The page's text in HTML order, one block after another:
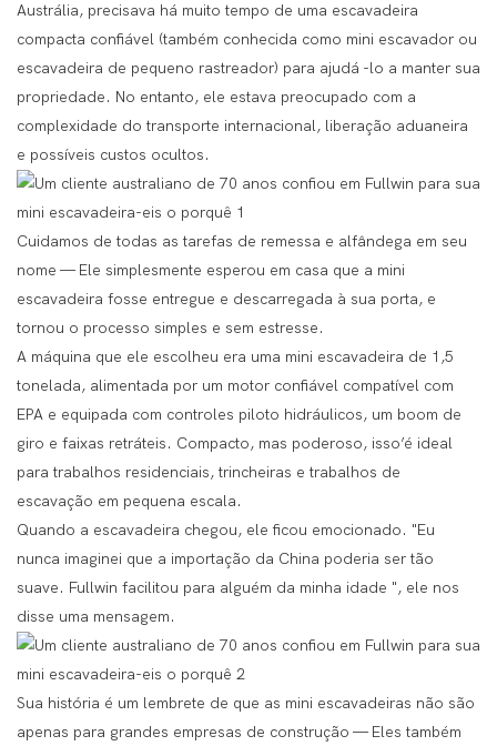
Austrália, precisava há muito tempo de uma escavadeira
compacta confiável (também conhecida como mini escavador ou
escavadeira de pequeno rastreador) para ajudá -lo a manter sua
propriedade. No entanto, ele estava preocupado com a
complexidade do transporte internacional, liberação aduaneira
e possíveis custos ocultos.
Cuidamos de todas as tarefas de remessa e alfândega em seu
nome — Ele simplesmente esperou em casa que a mini
escavadeira fosse entregue e descarregada à sua porta, e
tornou o processo simples e sem estresse.
A máquina que ele escolheu era uma mini escavadeira de 1,5
tonelada, alimentada por um motor confiável compatível com
EPA e equipada com controles piloto hidráulicos, um boom de
giro e faixas retráteis. Compacto, mas poderoso, isso’é ideal
para trabalhos residenciais, trincheiras e trabalhos de
escavação em pequena escala.
Quando a escavadeira chegou, ele ficou emocionado. "Eu
nunca imaginei que a importação da China poderia ser tão
suave. Fullwin facilitou para alguém da minha idade ", ele nos
disse uma mensagem.
Sua história é um lembrete de que as mini escavadeiras não são
apenas para grandes empresas de construção — Eles também